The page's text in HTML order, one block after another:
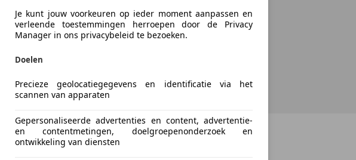
TFSI Attraction! Airco! Cruise Contr
Je kunt jouw voorkeuren op ieder moment aanpassen en
verleende toestemmingen herroepen door de Privacy
Manager in ons privacybeleid te bezoeken.
Doelen
Precieze geolocatiegegevens en identificatie via het
scannen van apparaten
Gepersonaliseerde advertenties en content, advertentie-
en contentmetingen, doelgroepenonderzoek en
ontwikkeling van diensten